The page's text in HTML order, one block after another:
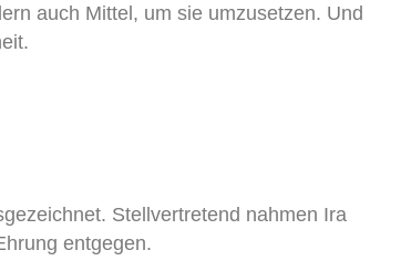
auch Mittel, um sie umzusetzen. Und
Stellvertretend nahmen Ira
entgegen.